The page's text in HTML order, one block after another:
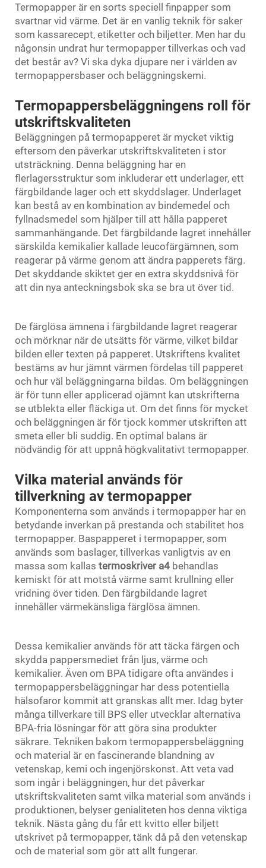
Termopapper är en sorts speciell finpapper som
svartnar vid värme. Det är en vanlig teknik för saker
som kassarecept, etiketter och biljetter. Men har du
någonsin undrat hur termopapper tillverkas och vad
det består av? Vi ska dyka djupare ner i världen av
termopappersbaser och beläggningskemi.
Termopappersbeläggningens roll för
utskriftskvaliteten
Beläggningen på termopapperet är mycket viktig
eftersom den påverkar utskriftskvaliteten i stor
utsträckning. Denna beläggning har en
flerlagersstruktur som inkluderar ett underlager, ett
färgbildande lager och ett skyddslager. Underlaget
kan bestå av en kombination av bindemedel och
fyllnadsmedel som hjälper till att hålla papperet
sammanhängande. Det färgbildande lagret innehåller
särskilda kemikalier kallade leucofärgämnen, som
reagerar på värme genom att ändra papperets färg.
Det skyddande skiktet ger en extra skyddsnivå för
att din nya anteckningsbok ska se bra ut över tid.
De färglösa ämnena i färgbildande lagret reagerar
och mörknar när de utsätts för värme, vilket bildar
bilden eller texten på papperet. Utskriftens kvalitet
bestäms av hur jämnt värmen fördelas till papperet
och hur väl beläggningarna bildas. Om beläggningen
är för tunn eller applicerad ojämnt kan utskrifterna
se utblekta eller fläckiga ut. Om det finns för mycket
och beläggningen är för tjock kommer utskriften att
smeta eller bli suddig. En optimal balans är
nödvändig för att uppnå högkvalitativt termopapper.
Vilka material används för
tillverkning av termopapper
Komponenterna som används i termopapper har en
betydande inverkan på prestanda och stabilitet hos
termopapper. Baspapperet i termopapper, som
används som baslager, tillverkas vanligtvis av en
massa som kallas termoskriver a4 behandlas
kemiskt för att motstå värme samt krullning eller
vridning över tiden. Den färgbildande lagret
innehåller värmekänsliga färglösa ämnen.
Dessa kemikalier används för att täcka färgen och
skydda pappersmediet från ljus, värme och
kemikalier. Även om BPA tidigare ofta användes i
termopappersbeläggningar har dess potentiella
hälsofaror kommit att granskas allt mer. Idag byter
många tillverkare till BPS eller utvecklar alternativa
BPA-fria lösningar för att göra sina produkter
säkrare. Tekniken bakom termopappersbeläggning
och material är en fascinerande blandning av
vetenskap, kemi och ingenjörskonst. Att veta vad
som ingår i beläggningen, hur det påverkar
utskriftskvaliteten samt vilka material som används i
produktionen, belyser genialiteten hos denna viktiga
teknik. Nästa gång du får ett kvitto eller biljett
utskrivet på termopapper, tänk då på den vetenskap
och de material som gör att allt fungerar.